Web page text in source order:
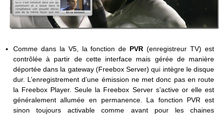
Comme dans la V5, la fonction de PVR(enregistreur TV) est
contrôlée à partir de cette interface mais gérée de manière
déportée dans la gateway (Freebox Server) qui intègre le disque
dur. L’enregistrement d’une émission ne met donc pas en route
la Freebox Player. Seule la Freebox Server s’active or elle est
généralement allumée en permanence. La fonction PVR est
sinon toujours activable comme avant pour les chaines